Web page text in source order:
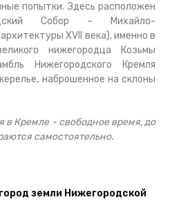
попытки. Здесь расположен
Собор – Михайло-
ХVII века), именно в
нижегородца Козьмы
Нижегородского Кремля
наброшенное на склоны
в Кремле - свободное время, до
самостоятельно.
земли Нижегородской